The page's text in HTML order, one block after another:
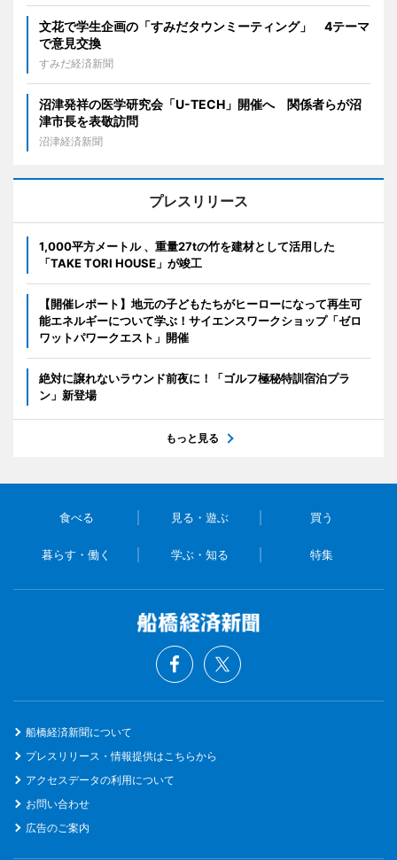
文花で学生企画の「すみだタウンミーティング」 4テーマ
で意見交換
すみだ経済新聞
沼津発祥の医学研究会「U-TECH」開催へ 関係者らが沼
津市長を表敬訪問
沼津経済新聞
プレスリリース
1,000平方メートル 、重量27tの竹を建材として活用した
「TAKE TORI HOUSE」が竣工
【開催レポート】地元の子どもたちがヒーローになって再生可
能エネルギーについて学ぶ！サイエンスワークショップ「ゼロ
ワットパワークエスト」開催
絶対に譲れないラウンド前夜に！「ゴルフ極秘特訓宿泊プラ
ン」新登場
もっと見る
食べる 見る・遊ぶ 買う
暮らす・働く 学ぶ・知る 特集
船橋経済新聞について
プレスリリース・情報提供はこちらから
アクセスデータの利用について
お問い合わせ
広告のご案内